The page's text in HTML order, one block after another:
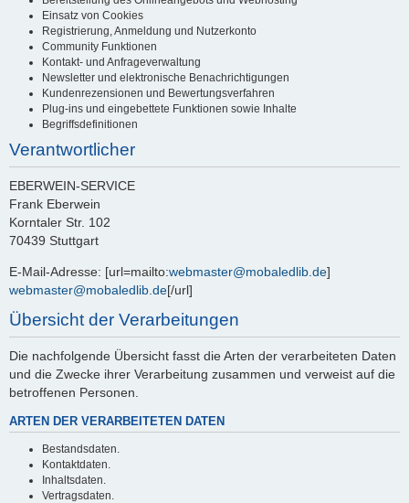
Einsatz von Cookies
Registrierung, Anmeldung und Nutzerkonto
Community Funktionen
Kontakt- und Anfrageverwaltung
Newsletter und elektronische Benachrichtigungen
Kundenrezensionen und Bewertungsverfahren
Plug-ins und eingebettete Funktionen sowie Inhalte
Begriffsdefinitionen
Verantwortlicher
EBERWEIN-SERVICE
Frank Eberwein
Korntaler Str. 102
70439 Stuttgart
E-Mail-Adresse: [url=mailto:webmaster@mobaledlib.de]
webmaster@mobaledlib.de[/url]
Übersicht der Verarbeitungen
Die nachfolgende Übersicht fasst die Arten der verarbeiteten Daten
und die Zwecke ihrer Verarbeitung zusammen und verweist auf die
betroffenen Personen.
ARTEN DER VERARBEITETEN DATEN
Bestandsdaten.
Kontaktdaten.
Inhaltsdaten.
Vertragsdaten.